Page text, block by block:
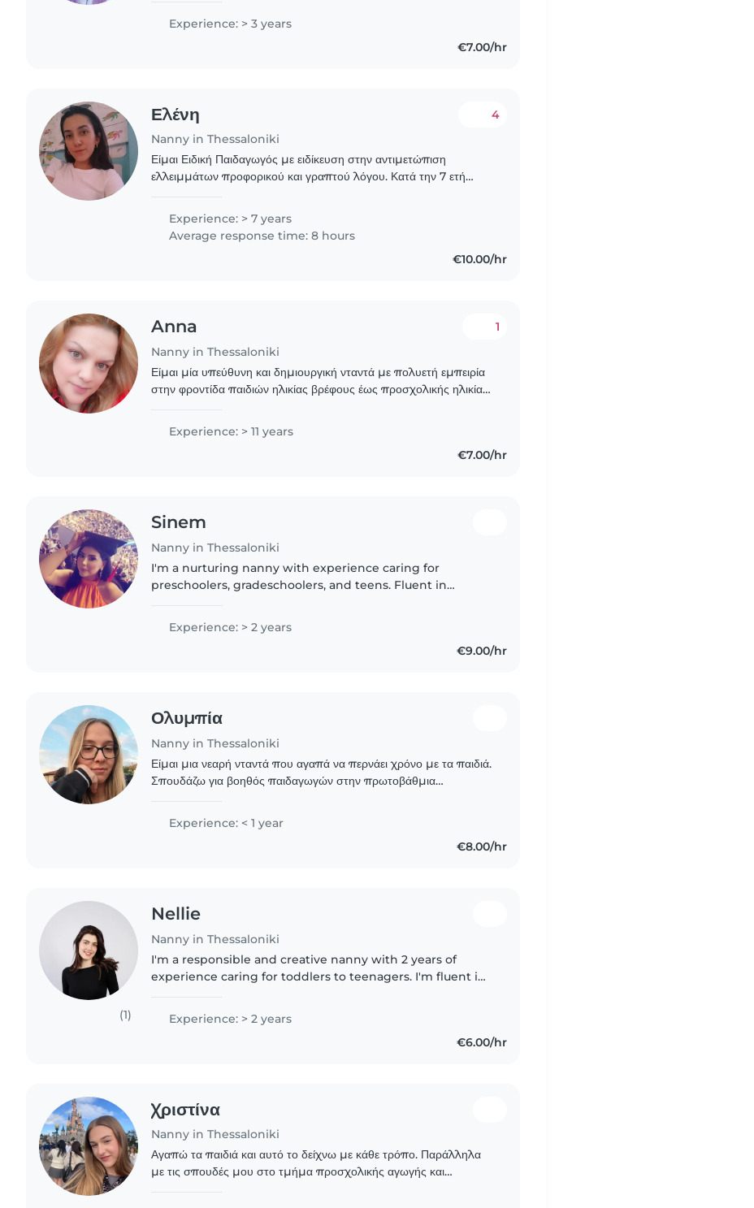
Experience: > 3 years
€7.00/hr
Ελένη
Nanny in Thessaloniki
4
Είμαι Ειδική Παιδαγωγός με ειδίκευση στην αντιμετώπιση
ελλειμμάτων προφορικού και γραπτού λόγου. Κατά την 7 ετή
Experience: > 7 years
Average response time: 8 hours
€10.00/hr
Anna
Nanny in Thessaloniki
1
Είμαι μία υπεύθυνη και δημιουργική νταντά με πολυετή εμπειρία
στην φροντίδα παιδιών ηλικίας βρέφους έως προσχολικής ηλικίας.
δραστηριοτήτων,..
Experience: > 11 years
€7.00/hr
Sinem
Nanny in Thessaloniki
I'm a nurturing nanny with experience caring for
preschoolers, gradeschoolers, and teens. Fluent in
and first aid training...
Experience: > 2 years
€9.00/hr
Ολυμπία
Nanny in Thessaloniki
Είμαι μια νεαρή νταντά που αγαπά να περνάει χρόνο με τα παιδιά.
Σπουδάζω για βοηθός παιδαγωγών στην πρωτοβάθμια
Experience: < 1 year
€8.00/hr
(1)
Nellie
Nanny in Thessaloniki
I'm a responsible and creative nanny with 2 years of
experience caring for toddlers to teenagers. I'm fluent in
Experience: > 2 years
€6.00/hr
Χριστίνα
Nanny in Thessaloniki
Αγαπώ τα παιδιά και αυτό το δείχνω με κάθε τρόπο. Παράλληλα
με τις σπουδές μου στο τμήμα προσχολικής αγωγής και